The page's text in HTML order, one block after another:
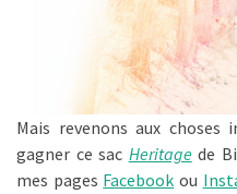
Mais revenons aux
gagner ce sac Heritagede
mes pages Facebook ou